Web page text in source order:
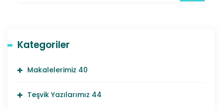
Kategoriler
Makalelerimiz 40
Teşvik Yazılarımız 44